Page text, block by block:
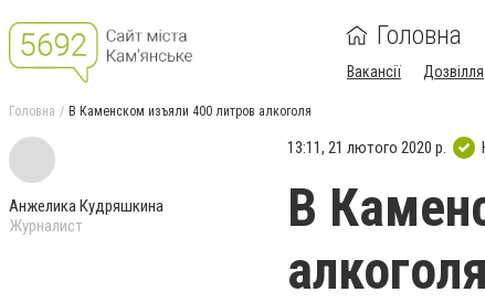
Головна
Вакансії Дозвілля
Головна В Каменском изъяли 400 литров алкоголя
Анжелика Кудряшкина
Журналист
13:11, 21 лютого 2020 р.
В
алкоголя